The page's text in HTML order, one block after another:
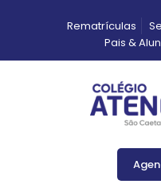
Rematrículas
Pais &